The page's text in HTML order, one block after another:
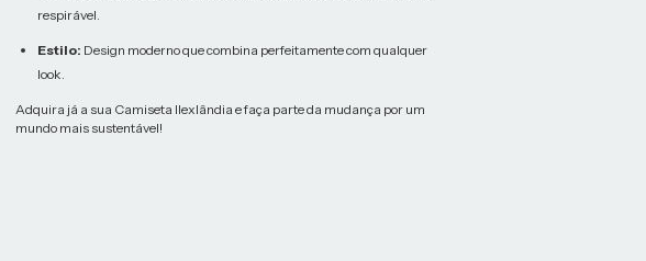
respirável.
Estilo: Design moderno que combina perfeitamente com qualquer
look.
Adquira já a sua Camiseta Ilexlândia e faça parte da mudança por um
mundo mais sustentável!